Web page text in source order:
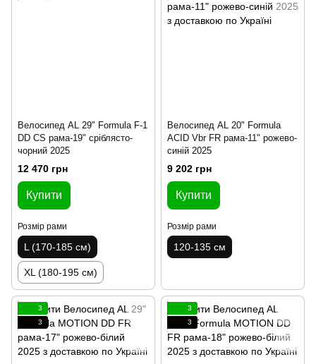
Велосипед AL 29" Formula F-1
DD CS рама-19" сріблясто-
чорний 2025
12 470 грн
Купити
Розмір рами
L (170-185 см)
XL (180-195 см)
Велосипед AL 20" Formula
ACID Vbr FR рама-11" рожево-
синій 2025
9 202 грн
Купити
Розмір рами
120-135 см
3
3
3
3